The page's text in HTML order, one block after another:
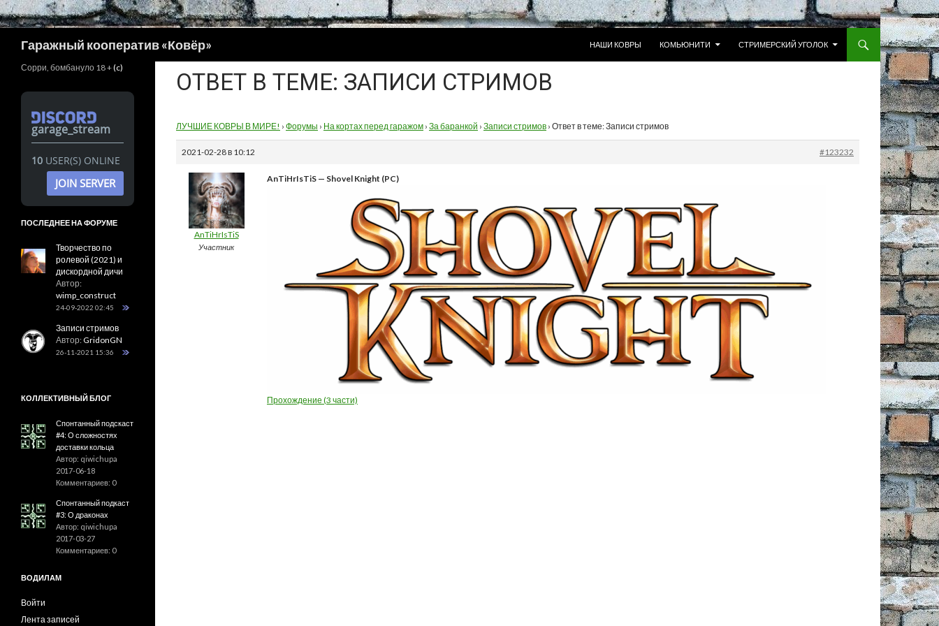
Гаражный кооператив «Ковёр»
НАШИ КОВРЫ
КОМЬЮНИТИ СТРИМЕРСКИЙ УГОЛОК
ОТВЕТ В ТЕМЕ: ЗАПИСИ СТРИМОВ
ЛУЧШИЕ КОВРЫ В МИРЕ! › Форумы › На кортах перед гаражом › За баранкой › Записи стримов › Ответ в теме: Записи стримов
2021-02-28 в 10:12 #123232
AnTiHrIsTiS
Участник
AnTiHrIsTiS — Shovel Knight (PC)
Прохождение (3 части)
Сорри, бомбануло 18 +(c)
garage_stream
10 USER(S) ONLINE
JOIN SERVER
ПОСЛЕДНЕЕ НА ФОРУМЕ
Творчество по
ролевой (2021) и
дискордной дичи
Автор:
wimp_construct
24-09-2022 02:45
Записи стримов
Автор:GridonGN
26-11-2021 15:36
КОЛЛЕКТИВНЫЙ БЛОГ
Спонтанный подскаст
#4: О сложностях
доставки кольца
Автор: qiwichupa
2017-06-18
Комментариев: 0
Спонтанный подкаст
#3: О драконах
Автор: qiwichupa
2017-03-27
Комментариев: 0
ВОДИЛАМ
Войти
Лента записей